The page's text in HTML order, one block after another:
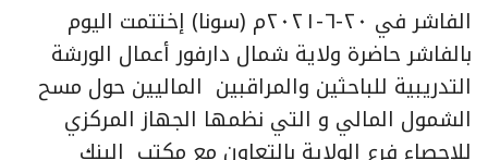
الفاشر في ٢٠-٦-٢٠٢١م (سونا) إختتمت اليوم
بالفاشر حاضرة ولاية شمال دارفور أعمال الورشة
التدريبية للباحثين والمراقبين الماليين حول مسح
الشمول المالي و التي نظمها الجهاز المركزي
للإحصاء فرع الولاية بالتعاون مع مكتب البنك